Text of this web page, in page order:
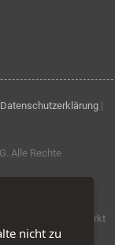
Datenschutzerklärung |
. Alle Rechte
Namen und
Software by IQ-Markt
nicht zu